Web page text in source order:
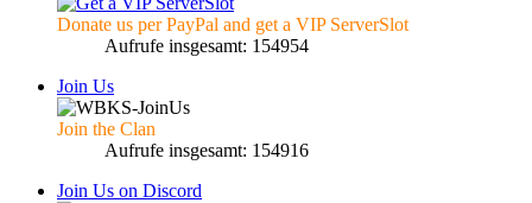
Donate us per PayPal and get a VIP ServerSlot
Aufrufe insgesamt: 154954
Join Us
Join the Clan
Aufrufe insgesamt: 154916
Join Us on Discord